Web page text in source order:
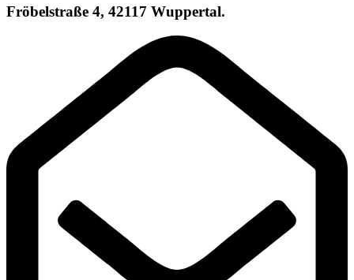
Fröbelstraße 4, 42117 Wuppertal.